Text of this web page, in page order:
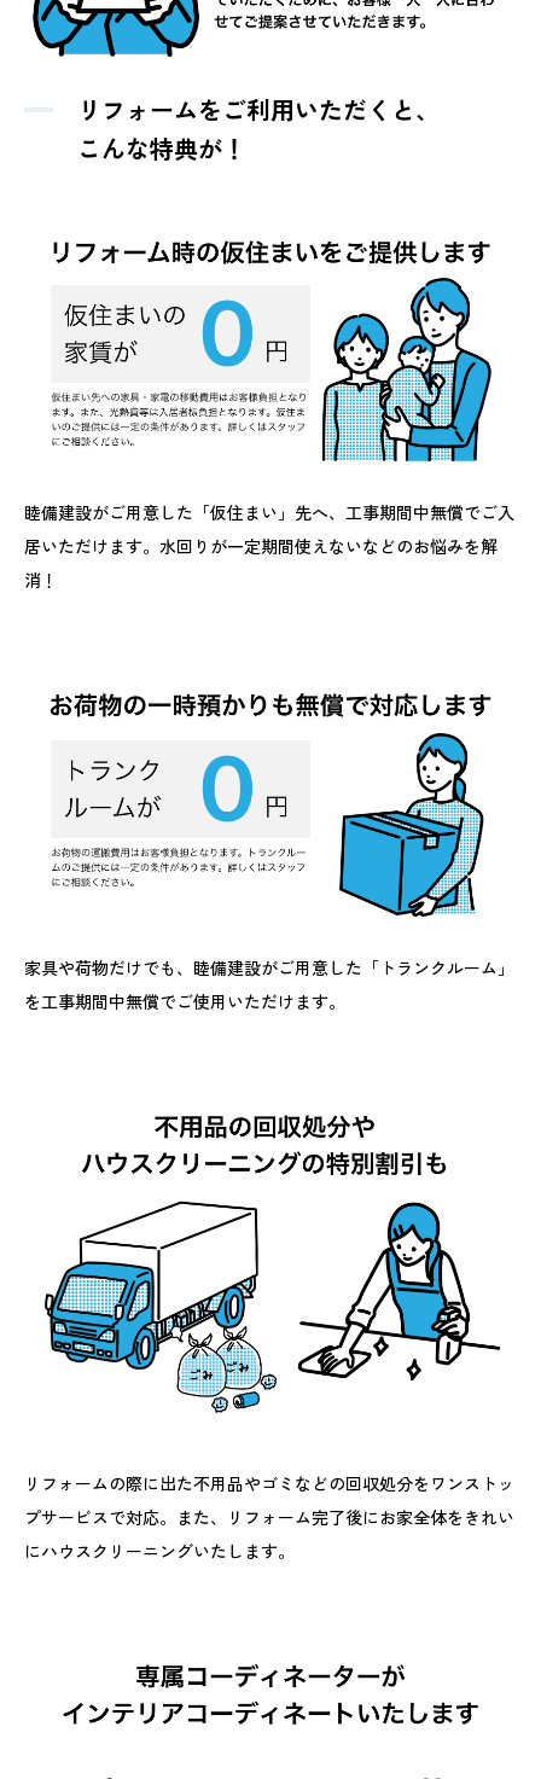
リフォームをご利用いただくと、
こんな特典が！
睦備建設がご用意した「仮住まい」先へ、工事期間中無償でご入
居いただけます。水回りが一定期間使えないなどのお悩みを解
消！
家具や荷物だけでも、睦備建設がご用意した「トランクルーム」
を工事期間中無償でご使用いただけます。
リフォームの際に出た不用品やゴミなどの回収処分をワンストッ
プサービスで対応。また、リフォーム完了後にお家全体をきれい
にハウスクリーニングいたします。